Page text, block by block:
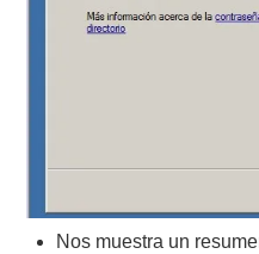
Nos muestra un